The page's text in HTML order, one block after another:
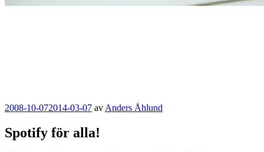
Publicerat
2008-10-072014-03-07 av Anders Åhlund
Spotify för alla!